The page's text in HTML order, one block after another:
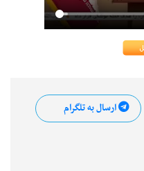
ارسال به تلگرام